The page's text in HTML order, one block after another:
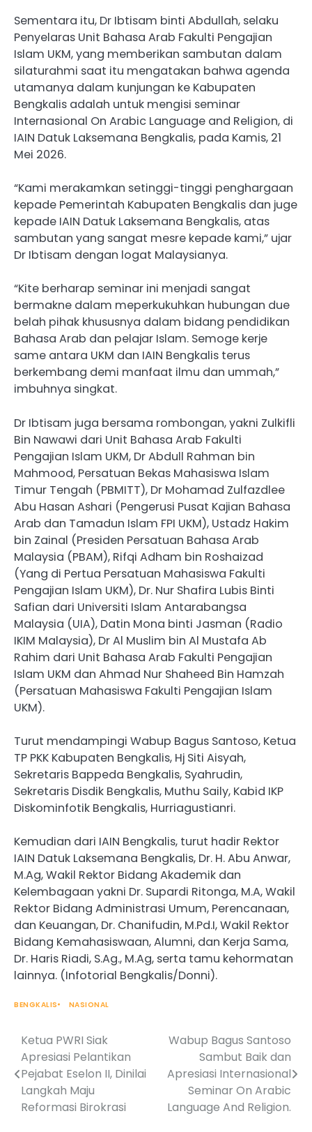
Sementara itu, Dr Ibtisam binti Abdullah, selaku
Penyelaras Unit Bahasa Arab Fakulti Pengajian
Islam UKM, yang memberikan sambutan dalam
silaturahmi saat itu mengatakan bahwa agenda
utamanya dalam kunjungan ke Kabupaten
Bengkalis adalah untuk mengisi seminar
Internasional On Arabic Language and Religion, di
IAIN Datuk Laksemana Bengkalis, pada Kamis, 21
Mei 2026.
“Kami merakamkan setinggi-tinggi penghargaan
kepade Pemerintah Kabupaten Bengkalis dan juge
kepade IAIN Datuk Laksemana Bengkalis, atas
sambutan yang sangat mesre kepade kami,” ujar
Dr Ibtisam dengan logat Malaysianya.
“Kite berharap seminar ini menjadi sangat
bermakne dalam meperkukuhkan hubungan due
belah pihak khususnya dalam bidang pendidikan
Bahasa Arab dan pelajar Islam. Semoge kerje
same antara UKM dan IAIN Bengkalis terus
berkembang demi manfaat ilmu dan ummah,”
imbuhnya singkat.
Dr Ibtisam juga bersama rombongan, yakni Zulkifli
Bin Nawawi dari Unit Bahasa Arab Fakulti
Pengajian Islam UKM, ⁠Dr Abdull Rahman bin
Mahmood, Persatuan Bekas Mahasiswa Islam
Timur Tengah (PBMITT), ⁠Dr Mohamad Zulfazdlee
Abu Hasan Ashari (Pengerusi Pusat Kajian Bahasa
Arab dan Tamadun Islam FPI UKM), Ustadz Hakim
bin Zainal (Presiden Persatuan Bahasa Arab
Malaysia (PBAM), ⁠Rifqi Adham bin Roshaizad
(Yang di Pertua Persatuan Mahasiswa Fakulti
Pengajian Islam UKM), Dr. Nur Shafira Lubis Binti
Safian dari Universiti Islam Antarabangsa
Malaysia (UIA), ⁠Datin Mona binti Jasman (Radio
IKIM Malaysia), Dr Al Muslim bin Al Mustafa Ab
Rahim dari Unit Bahasa Arab Fakulti Pengajian
Islam UKM dan Ahmad Nur Shaheed Bin Hamzah
(Persatuan Mahasiswa Fakulti Pengajian Islam
UKM).
Turut mendampingi Wabup Bagus Santoso, Ketua
TP PKK Kabupaten Bengkalis, Hj Siti Aisyah,
Sekretaris Bappeda Bengkalis, Syahrudin,
Sekretaris Disdik Bengkalis, Muthu Saily, Kabid IKP
Diskominfotik Bengkalis, Hurriagustianri.
Kemudian dari IAIN Bengkalis, turut hadir Rektor
IAIN Datuk Laksemana Bengkalis, Dr. H. Abu Anwar,
M.Ag, Wakil Rektor Bidang Akademik dan
Kelembagaan yakni Dr. Supardi Ritonga, M.A, Wakil
Rektor Bidang Administrasi Umum, Perencanaan,
dan Keuangan, Dr. Chanifudin, M.Pd.I, Wakil Rektor
Bidang Kemahasiswaan, Alumni, dan Kerja Sama,
Dr. Haris Riadi, S.Ag., M.Ag, serta tamu kehormatan
lainnya. (Infotorial Bengkalis/Donni).
BENGKALIS NASIONAL
Post
navigation
Ketua PWRI Siak
Apresiasi Pelantikan
Pejabat Eselon II, Dinilai
Langkah Maju
Reformasi Birokrasi
Wabup Bagus Santoso
Sambut Baik dan
Apresiasi Internasional
Seminar On Arabic
Language And Religion.